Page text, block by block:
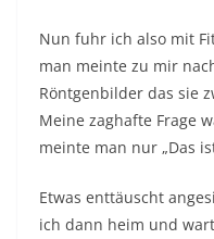
Nun fuhr ich also mit
man meinte zu mir
Röntgenbilder das sie
Meine zaghafte Frage
meinte man nur „Das
Etwas enttäuscht
ich dann heim und